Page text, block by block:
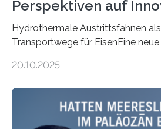
Perspektiven auf
Hydrothermale Austrittsfahnen
Transportwege für EisenEine
Umweltwissenschaften der
Meeresboden die
Stoffkreislauf im Ozean prägen.
20.10.2025